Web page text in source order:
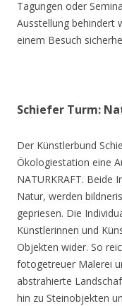
Tagungen oder
Ausstellung behindert
einem Besuch
Schiefer Turm:
Der Künstlerbund
Ökologiestation eine
NATURKRAFT. Beide
Natur, werden
gepriesen. Die
Künstlerinnen und
Objekten wider. So
fotogetreuer Malerei
abstrahierte
hin zu Steinobjekten